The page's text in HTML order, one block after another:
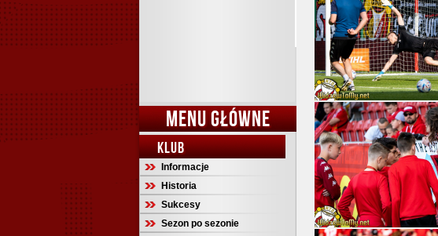
MENU GŁÓWNE
KLUB
Informacje
Historia
Sukcesy
Sezon po sezonie